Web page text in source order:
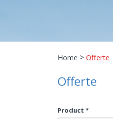
Home > Offerte
Offerte
Product *